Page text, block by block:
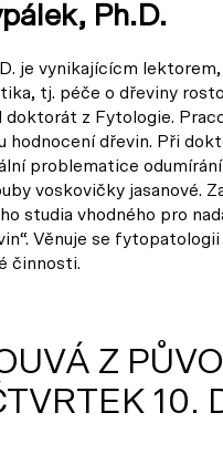
Ph.D.
je vynikajícícm
tj. péče o dřeviny
doktorát z Fytologie.
hodnocení dřevin. Při
problematice odumírání
voskovičky jasanové.
studia vhodného pro
Věnuje se
činnosti.
Z
10.